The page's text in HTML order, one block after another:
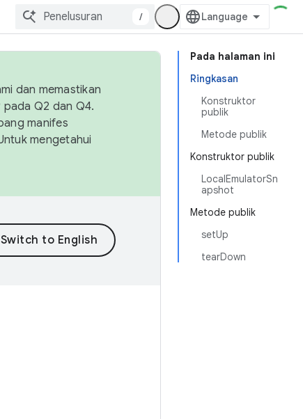
/
Pada halaman ini
Ringkasan
Konstruktor
publik
Metode publik
Konstruktor publik
LocalEmulatorSn
apshot
Metode publik
setUp
tearDown
dan memastikan
Q2 dan Q4.
manifes
mengetahui